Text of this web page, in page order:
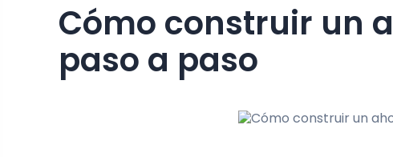
Cómo construir un
paso a paso